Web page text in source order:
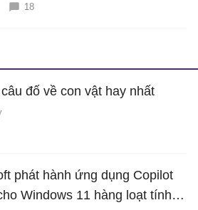
18
đố về con vật hay nhất
phát hành ứng dụng Copilot
Windows 11 hàng loạt tính